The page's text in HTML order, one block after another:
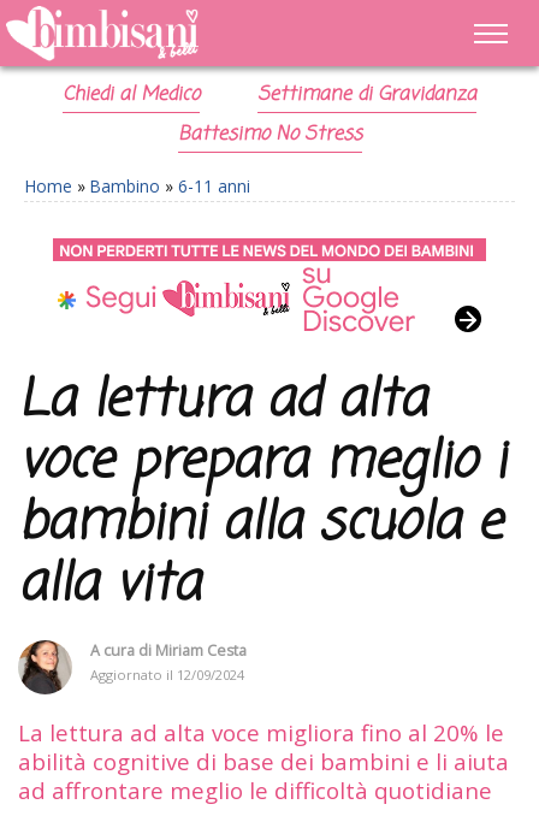
Chiedi al Medico
Settimane di Gravidanza
Battesimo No Stress
Home » Bambino » 6-11 anni
La lettura ad alta
voce prepara meglio i
bambini alla scuola e
alla vita
A cura di Miriam Cesta
Aggiornato il 12/09/2024
La lettura ad alta voce migliora fino al 20% le
abilità cognitive di base dei bambini e li aiuta
ad affrontare meglio le difficoltà quotidiane